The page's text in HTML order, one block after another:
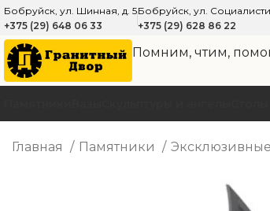
Бобруйск, ул. Шинная, д. 5
+375 (29) 648 06 33
Бобруйск, ул.
+375 (29) 628 86 22
Помним, чтим,
Главная Памятники